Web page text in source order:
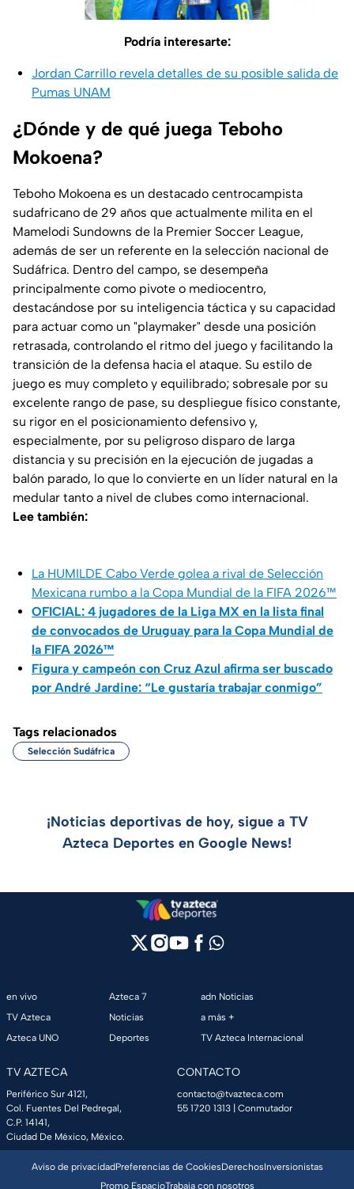
Podría interesarte:
Jordan Carrillo revela detalles de su posible salida de
Pumas UNAM
¿Dónde y de qué juega Teboho
Mokoena?
Teboho Mokoena es un destacado centrocampista
sudafricano de 29 años que actualmente milita en el
Mamelodi Sundowns de la Premier Soccer League,
además de ser un referente en la selección nacional de
Sudáfrica. Dentro del campo, se desempeña
principalmente como pivote o mediocentro,
destacándose por su inteligencia táctica y su capacidad
para actuar como un "playmaker" desde una posición
retrasada, controlando el ritmo del juego y facilitando la
transición de la defensa hacia el ataque. Su estilo de
juego es muy completo y equilibrado; sobresale por su
excelente rango de pase, su despliegue físico constante,
su rigor en el posicionamiento defensivo y,
especialmente, por su peligroso disparo de larga
distancia y su precisión en la ejecución de jugadas a
balón parado, lo que lo convierte en un líder natural en la
medular tanto a nivel de clubes como internacional.
Lee también:
La HUMILDE Cabo Verde golea a rival de Selección
Mexicana rumbo a la Copa Mundial de la FIFA 2026™
OFICIAL: 4 jugadores de la Liga MX en la lista final
de convocados de Uruguay para la Copa Mundial de
la FIFA 2026™
Figura y campeón con Cruz Azul afirma ser buscado
por André Jardine: “Le gustaría trabajar conmigo”
Tags relacionados
Selección Sudáfrica
¡Noticias deportivas de hoy, sigue a TV
Azteca Deportes en Google News!
en vivo
TV Azteca
Azteca UNO
Azteca 7
Noticias
Deportes
adn Noticias
a más +
TV Azteca Internacional
TV AZTECA
Periférico Sur 4121,
Col. Fuentes Del Pedregal,
C.P. 14141,
Ciudad De México, México.
CONTACTO
contacto@tvazteca.com
55 1720 1313 | Conmutador
Aviso de privacidadPreferencias de CookiesDerechosInversionistas
Promo EspacioTrabaja con nosotros